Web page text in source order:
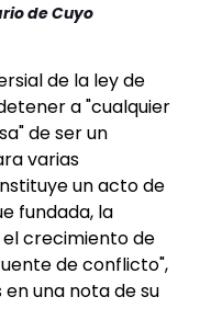
de Cuyo
de la ley de
a "cualquier
de ser un
varias
un acto de
fundada, la
crecimiento de
de conflicto",
en una nota de su